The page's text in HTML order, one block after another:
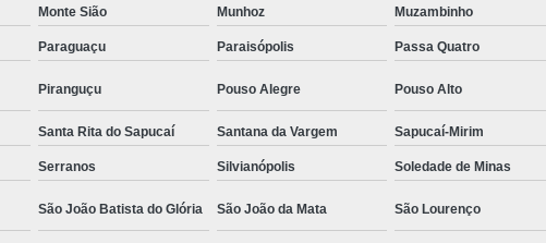
Camisa Social Masculina Estampada Preço
Camisa Social Masculina Manga Longa
Camisa Social Masculina Preta Preço
Camisa Social Preta Masculina
Fábrica Camisa Masculina
Fábrica de Camisa Social de Homem
Monte Sião Munhoz Muzambinho
Paraguaçu Paraisópolis Passa Quatro
Piranguçu Pouso Alegre Pouso Alto
Santa Rita do Sapucaí Santana da Vargem Sapucaí-Mirim
Serranos Silvianópolis Soledade de Minas
São João Batista do Glória São João da Mata São Lourenço